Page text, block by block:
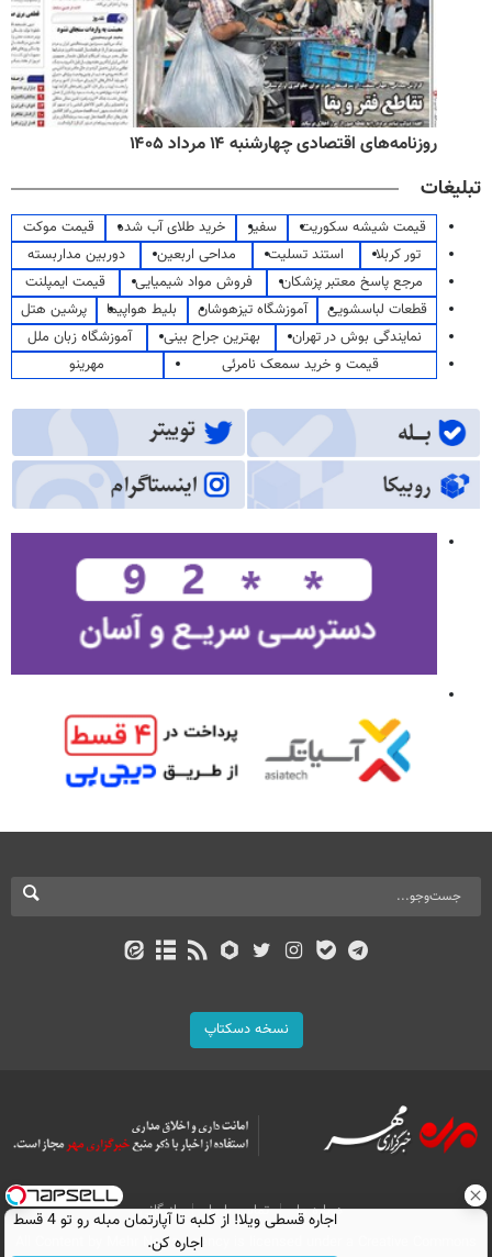
روزنامه‌های اقتصادی چهارشنبه ۱۴ مرداد ۱۴۰۵
تبلیغات
قیمت شیشه سکوریت سفیر خرید طلای آب شده
قیمت موکت
تور کربلا
استند تسلیت مداحی اربعین
دوربین مداربسته
مرجع پاسخ معتبر پزشکان
فروش مواد شیمیایی
قیمت ایمپلنت
قطعات لباسشویی
آموزشگاه تیزهوشان بلیط هواپیما
پرشین هتل
نمایندگی بوش در تهران
بهترین جراح بینی
آموزشگاه زبان ملل
قیمت و خرید سمعک نامرئی
مهرینو
نسخه دسکتاپ
درباره ما تماس با ما
بازرگانی
All Content by Mehr News Agency is licensed under a Creative Commons
اجاره‌ قسطی ویلا! از کلبه تا آپارتمان مبله رو تو 4 قسط
اجاره کن.